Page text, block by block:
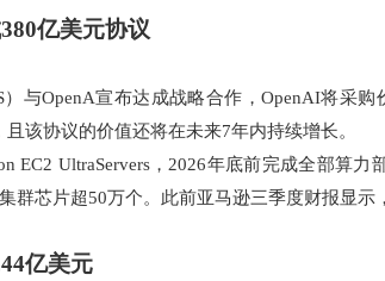
亿美元协议
与OpenA宣布达成战略合作，OpenAI将采
该协议的价值还将在未来7年内持续增长。
EC2 UltraServers，2026年底前完成全部算力
群芯片超50万个。此前亚马逊三季度财报显示
亿美元